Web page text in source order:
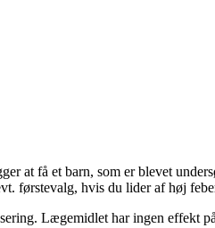
at få et barn, som er blevet
førstevalg, hvis du lider af høj
Lægemidlet har ingen effekt